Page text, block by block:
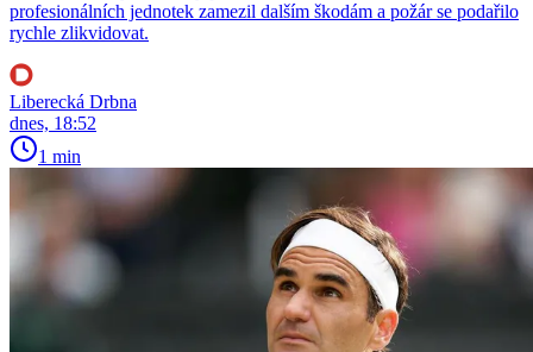
profesionálních jednotek zamezil dalším škodám a požár se podařilo
rychle zlikvidovat.
Liberecká Drbna
dnes, 18:52
1 min